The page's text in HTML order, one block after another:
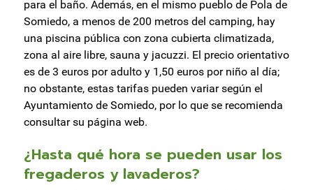
para el baño. Además, en el mismo pueblo de Pola de
Somiedo, a menos de 200 metros del camping, hay
una piscina pública con zona cubierta climatizada,
zona al aire libre, sauna y jacuzzi. El precio orientativo
es de 3 euros por adulto y 1,50 euros por niño al día;
no obstante, estas tarifas pueden variar según el
Ayuntamiento de Somiedo, por lo que se recomienda
consultar su página web.
¿Hasta qué hora se pueden usar los
fregaderos y lavaderos?